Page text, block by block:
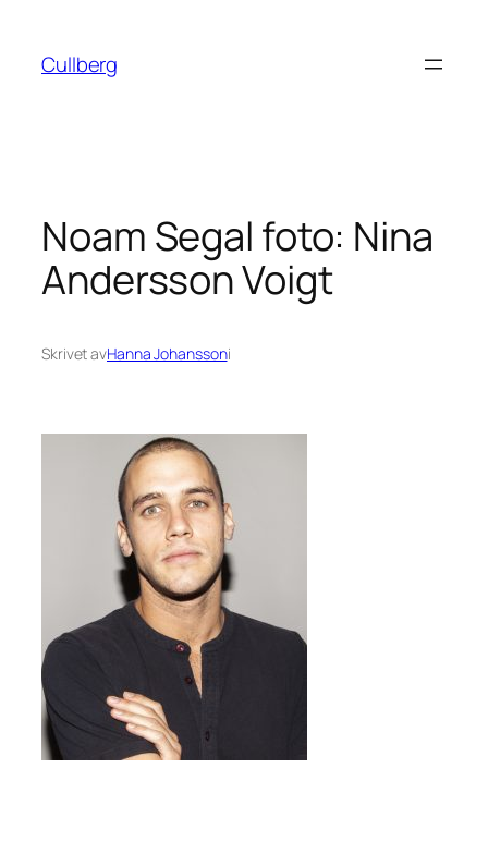
innehåll
Cullberg
Noam Segal foto: Nina
Andersson Voigt
Skrivet avHanna Johanssoni